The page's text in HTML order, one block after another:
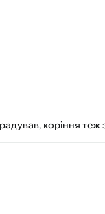
коріння